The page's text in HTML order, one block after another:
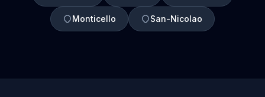
Monticello San-Nicolao